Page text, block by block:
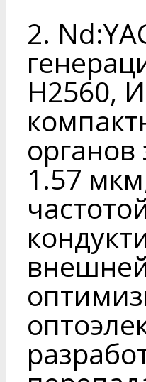
2.
Н2560,
1.57